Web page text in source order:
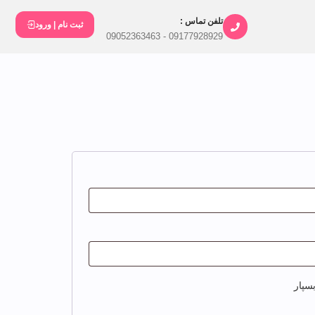
تلفن تماس :
09177928929 - 09052363463
ثبت نام | ورود